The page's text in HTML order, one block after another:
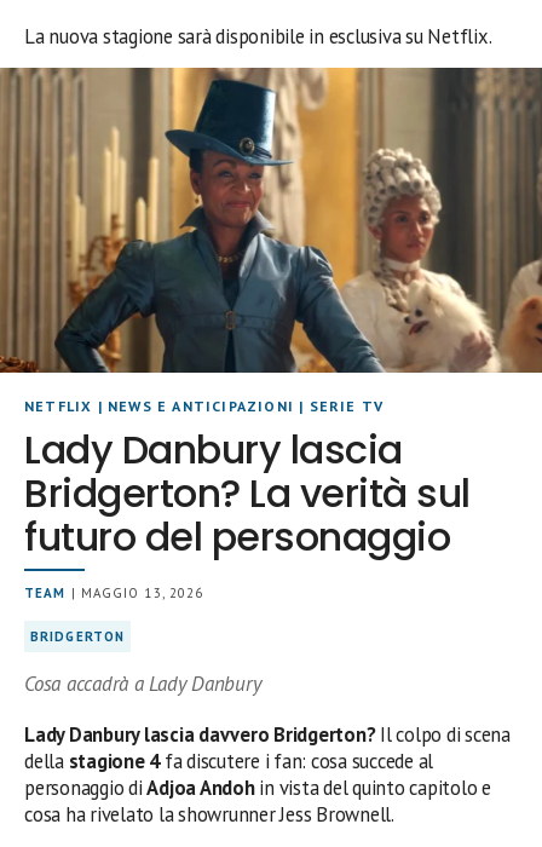
La nuova stagione sarà disponibile in esclusiva su Netflix.
NETFLIX | NEWS E ANTICIPAZIONI | SERIE TV
Lady Danbury lascia
Bridgerton? La verità sul
futuro del personaggio
TEAM | MAGGIO 13, 2026
BRIDGERTON
Cosa accadrà a Lady Danbury
Lady Danbury lascia davvero Bridgerton?Il colpo di scena
della stagione 4fa discutere i fan: cosa succede al
personaggio diAdjoa Andohin vista del quinto capitolo e
cosa ha rivelato la showrunner Jess Brownell.